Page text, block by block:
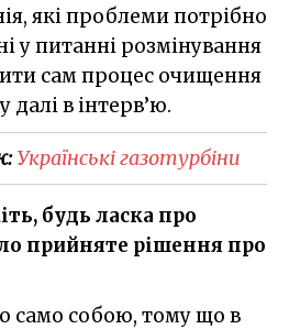
які проблеми потрібно
у питанні розмінування
сам процес очищення
далі в інтерв’ю.
Українські газотурбіни
будь ласка про
прийняте рішення про
само собою, тому що в